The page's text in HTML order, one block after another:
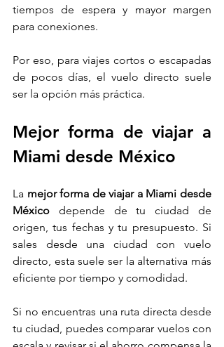
tiempos de espera y mayor margen
para conexiones.
Por eso, para viajes cortos o escapadas
de pocos días, el vuelo directo suele
ser la opción más práctica.
Mejor forma de viajar a
Miami desde México
La mejor forma de viajar a Miami desde
México depende de tu ciudad de
origen, tus fechas y tu presupuesto. Si
sales desde una ciudad con vuelo
directo, esta suele ser la alternativa más
eficiente por tiempo y comodidad.
Si no encuentras una ruta directa desde
tu ciudad, puedes comparar vuelos con